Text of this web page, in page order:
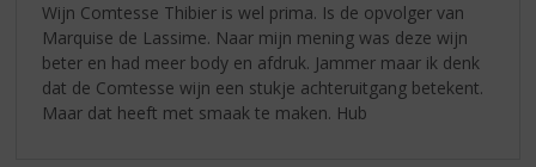
Wijn Comtesse Thibier is wel prima. Is de opvolger van
Marquise de Lassime. Naar mijn mening was deze wijn
beter en had meer body en afdruk. Jammer maar ik denk
dat de Comtesse wijn een stukje achteruitgang betekent.
Maar dat heeft met smaak te maken. Hub